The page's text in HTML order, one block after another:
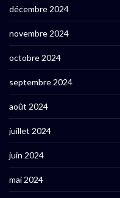
décembre 2024
novembre 2024
octobre 2024
septembre 2024
août 2024
juillet 2024
juin 2024
mai 2024